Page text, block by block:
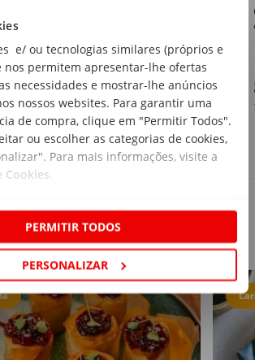
e/ ou tecnologias similares (próprios e
nos permitem apresentar-lhe ofertas
necessidades e mostrar-lhe anúncios
nossos websites. Para garantir uma
de compra, clique em "Permitir Todos".
ou escolher as categorias de cookies,
Para mais informações, visite a
Cookies
PERMITIR TODOS
PERSONALIZAR
1 ,79€
7,16€/kg